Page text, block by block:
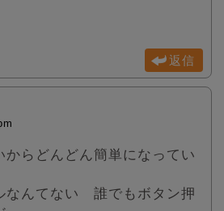
返信
からどんどん簡単になってい
なんてない 誰でもボタン押